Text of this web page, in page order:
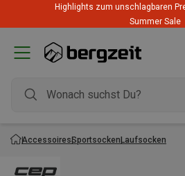
Highlights zum unschlagbaren
Summer Sale
AccessoiresSportsockenLaufsocken